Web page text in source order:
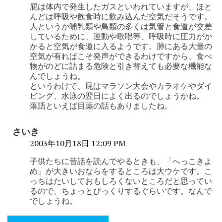
屁は体内で発生したガスといわれていますが、ほと
んどは呼吸や飲食時に飲み込んだ空気だそうです。
人というか哺乳類や鳥類の多くは気管と食道が交差
しているために、運動や歌唱等、呼吸時に圧力がか
かると空気が食道に入るようです。肺にある大量の
空気が有ればこそ発声ができるわけですから、食べ
物がのどに詰まる危険と引き替えても必要な機能な
んでしょうね。
というわけで、屁はマラソン大会やカラオケやダイ
ビング、水泳の翌日によく出るのでしょうかね。
落語といえば目薬の話もありましたね。
さいき
2003年10月18日 12:09 PM
子供たちに昔話を読んでやるときも、「へっこきよ
め」が大きいおならをするところは大ウケです。こ
っちはたいしておもしろくないところだと思ってい
るので、ちょっとびっくりするぐらいです。なんで
でしょうね。